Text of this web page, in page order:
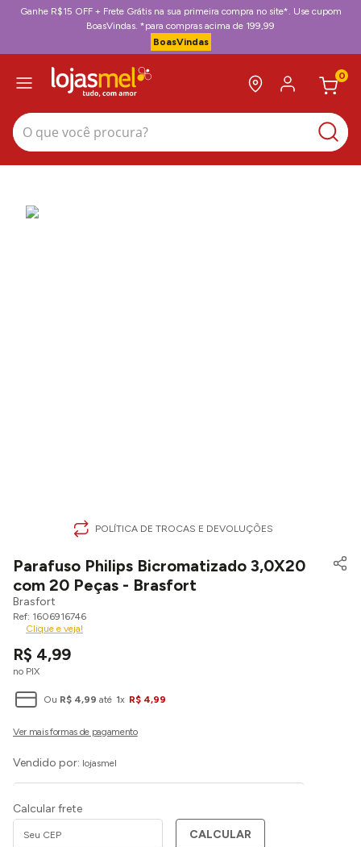
Ganhe R$15 OFF + Frete Grátis na sua primeira compra no site*. Use cupom
BoasVindas. *para compras acima de 199,99
BoasVindas
0
O que você procura?
POLÍTICA DE TROCAS E DEVOLUÇÕES
Parafuso Philips Bicromatizado 3,0X20
com 20 Peças - Brasfort
Brasfort
1606916746
Clique e veja!
R$ 4,99
no PIX
Ou R$ 4,99 até 1x R$ 4,99
Vendido por: lojasmel
Calcular frete
CALCULAR